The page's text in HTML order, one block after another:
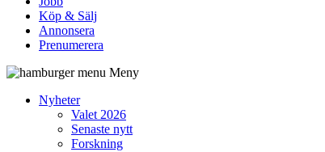
Köp & Sälj
Annonsera
Prenumerera
Meny
Nyheter
Valet 2026
Senaste nytt
Forskning